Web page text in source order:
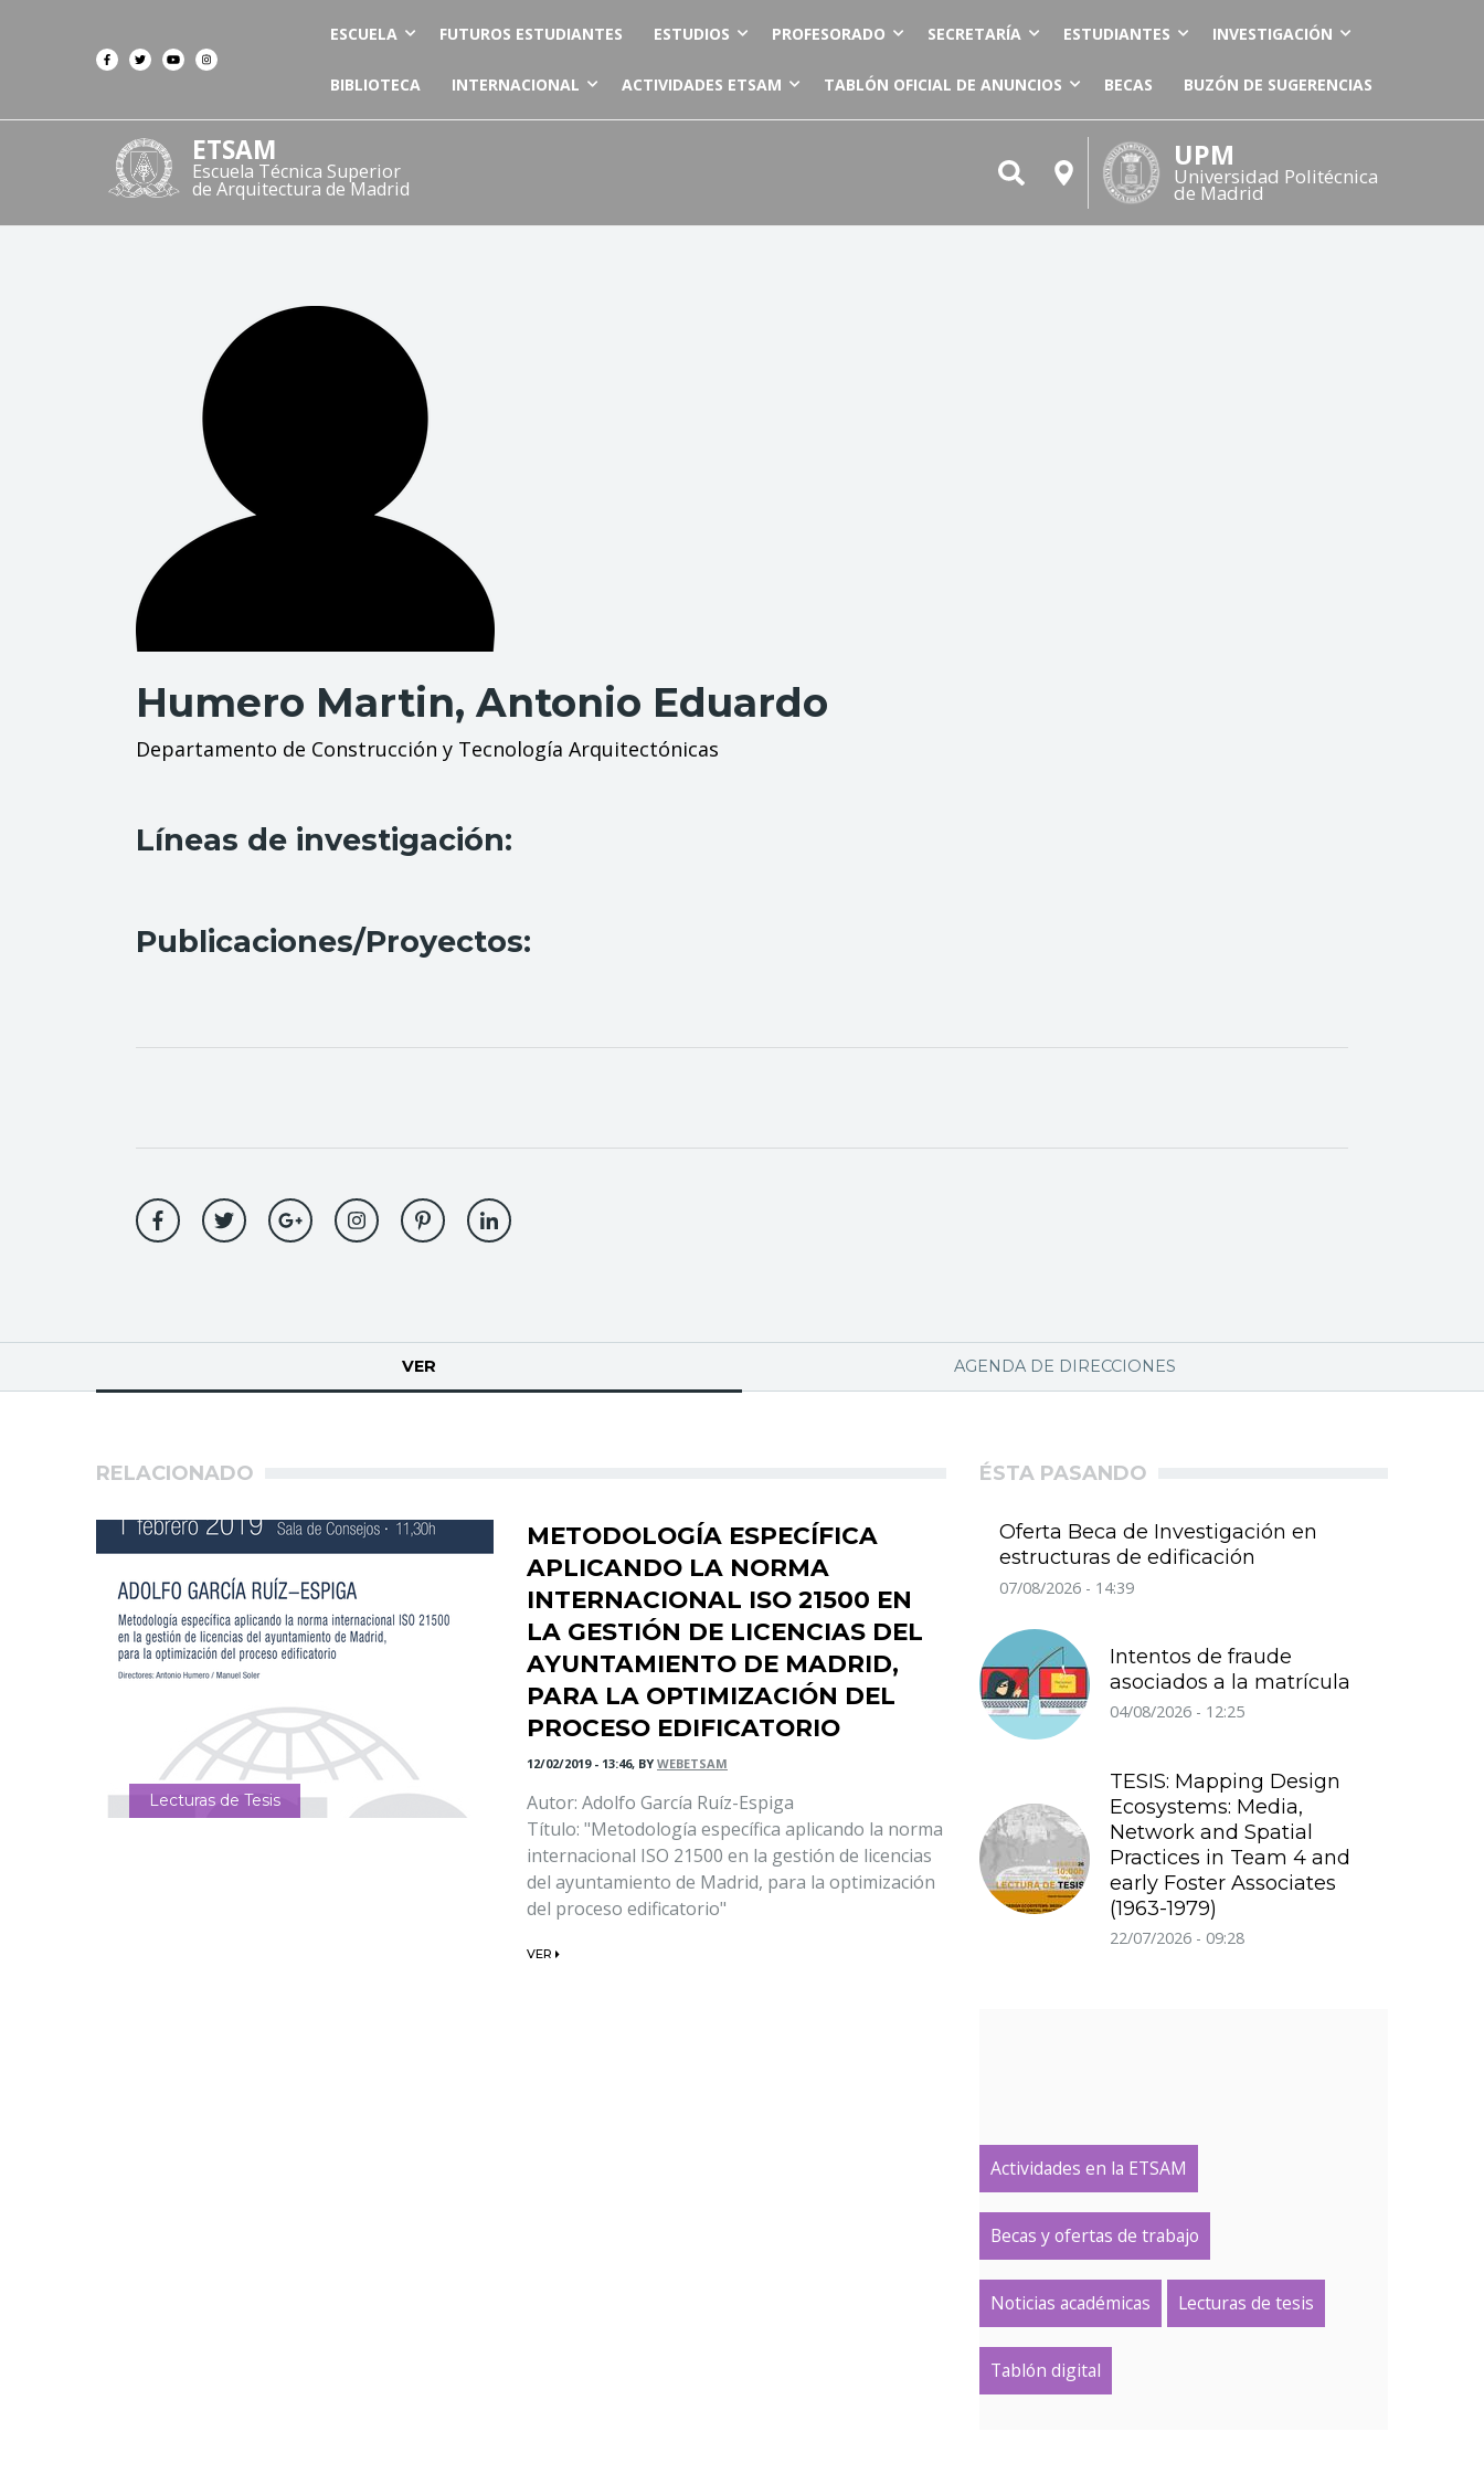
ESCUELA FUTUROS ESTUDIANTES ESTUDIOS PROFESORADO SECRETARÍA ESTUDIANTES INVESTIGACIÓN
BIBLIOTECA INTERNACIONAL ACTIVIDADES ETSAM TABLÓN OFICIAL DE ANUNCIOS BECAS BUZÓN DE SUGERENCIAS
ETSAM
Escuela Técnica Superior
de Arquitectura de Madrid
UPM
Universidad Politécnica
de Madrid
Humero Martin, Antonio Eduardo
Departamento de Construcción y Tecnología Arquitectónicas
Líneas de investigación:
Publicaciones/Proyectos:
principales
VER AGENDA DE DIRECCIONES
RELACIONADO
Lecturas de Tesis
METODOLOGÍA ESPECÍFICA
APLICANDO LA NORMA
INTERNACIONAL ISO 21500 EN
LA GESTIÓN DE LICENCIAS DEL
AYUNTAMIENTO DE MADRID,
PARA LA OPTIMIZACIÓN DEL
PROCESO EDIFICATORIO
12/02/2019 - 13:46, BY WEBETSAM
Autor: Adolfo García Ruíz-Espiga
Título: "Metodología específica aplicando la norma
internacional ISO 21500 en la gestión de licencias
del ayuntamiento de Madrid, para la optimización
del proceso edificatorio"
VER
ÉSTA PASANDO
Oferta Beca de Investigación en
estructuras de edificación
07/08/2026 - 14:39
Intentos de fraude
asociados a la matrícula
04/08/2026 - 12:25
TESIS: Mapping Design
Ecosystems: Media,
Network and Spatial
Practices in Team 4 and
early Foster Associates
(1963-1979)
22/07/2026 - 09:28
Actividades en la ETSAM
Becas y ofertas de trabajo
Noticias académicas Lecturas de tesis
Tablón digital